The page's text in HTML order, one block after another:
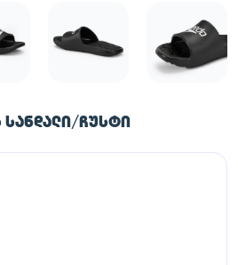
ᲡᲐᲜᲓᲐᲚᲘ/ᲩᲣᲡᲢᲘ